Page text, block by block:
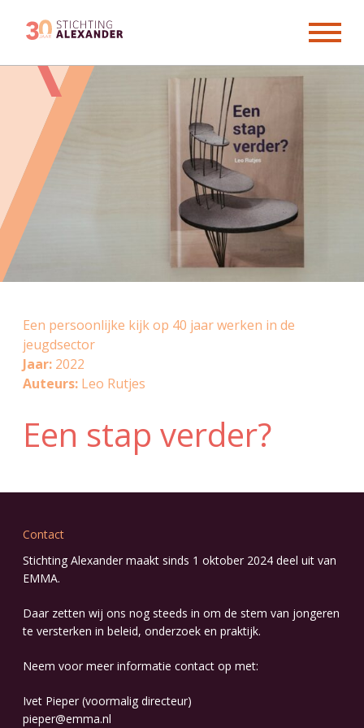
Een persoonlijke kijk op 40 jaar werken in de
jeugdsector
Jaar: 2022
Auteurs: Leo Rutjes
Een stap verder?
Contact
Stichting Alexander maakt sinds 1 oktober 2024 deel uit van
EMMA.
Daar zetten wij ons nog steeds in om de stem van jongeren
te versterken in beleid, onderzoek en praktijk.
Neem voor meer informatie contact op met:
Ivet Pieper (voormalig directeur)
pieper@emma.nl